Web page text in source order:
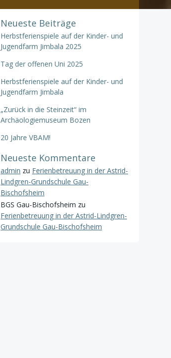
Neueste Beiträge
Herbstferienspiele auf der Kinder- und
Jugendfarm Jimbala 2025
Tag der offenen Uni 2025
Herbstferienspiele auf der Kinder- und
Jugendfarm Jimbala
„Zurück in die Steinzeit“ im
Archäologiemuseum Bozen
20 Jahre VBAM!
Neueste Kommentare
admin zu Ferienbetreuung in der Astrid-
Lindgren-Grundschule Gau-
Bischofsheim
BGS Gau-Bischofsheim zu
Ferienbetreuung in der Astrid-Lindgren-
Grundschule Gau-Bischofsheim